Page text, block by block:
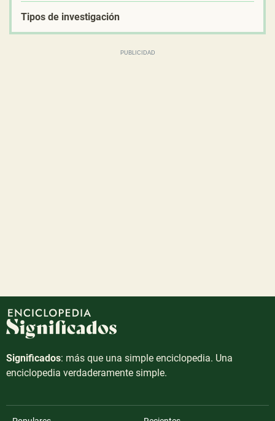
Tipos de investigación
Significados: más que una simple enciclopedia. Una
enciclopedia verdaderamente simple.